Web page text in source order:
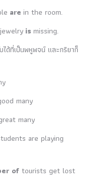
are in the room.
is missing.
ด้ที่เป็นพหูพจน์ และกริยาก็
many
many
are playing
of tourists get lost